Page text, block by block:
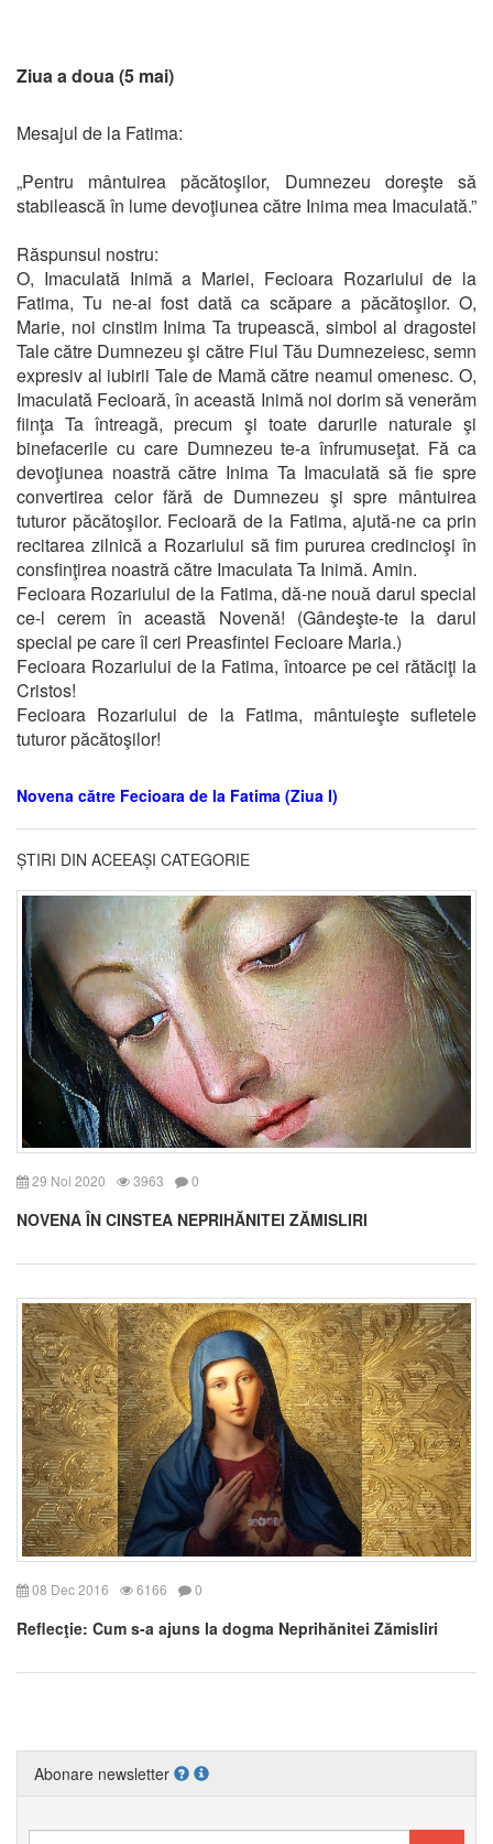
Ziua a doua (5 mai)
Mesajul de la Fatima:
„Pentru mântuirea păcătoşilor, Dumnezeu doreşte să
stabilească în lume devoţiunea către Inima mea Imaculată.”
Răspunsul nostru:
O, Imaculată Inimă a Mariei, Fecioara Rozariului de la
Fatima, Tu ne-ai fost dată ca scăpare a păcătoşilor. O,
Marie, noi cinstim Inima Ta trupească, simbol al dragostei
Tale către Dumnezeu şi către Fiul Tău Dumnezeiesc, semn
expresiv al iubirii Tale de Mamă către neamul omenesc. O,
Imaculată Fecioară, în această Inimă noi dorim să venerăm
fiinţa Ta întreagă, precum şi toate darurile naturale şi
binefacerile cu care Dumnezeu te-a înfrumuseţat. Fă ca
devoţiunea noastră către Inima Ta Imaculată să fie spre
convertirea celor fără de Dumnezeu şi spre mântuirea
tuturor păcătoşilor. Fecioară de la Fatima, ajută-ne ca prin
recitarea zilnică a Rozariului să fim pururea credincioşi în
consfinţirea noastră către Imaculata Ta Inimă. Amin.
Fecioara Rozariului de la Fatima, dă-ne nouă darul special
ce-l cerem în această Novenă! (Gândeşte-te la darul
special pe care îl ceri Preasfintei Fecioare Maria.)
Fecioara Rozariului de la Fatima, întoarce pe cei rătăciţi la
Cristos!
Fecioara Rozariului de la Fatima, mântuieşte sufletele
tuturor păcătoşilor!
Novena către Fecioara de la Fatima (Ziua I)
ȘTIRI DIN ACEEAȘI CATEGORIE
29 Noi 2020 3963 0
NOVENA ÎN CINSTEA NEPRIHĂNITEI ZĂMISLIRI
08 Dec 2016 6166 0
Reflecţie: Cum s-a ajuns la dogma Neprihănitei Zămisliri
Abonare newsletter